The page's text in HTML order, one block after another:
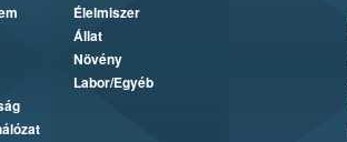
Élelmiszer
Állat
Növény
Labor/Egyéb